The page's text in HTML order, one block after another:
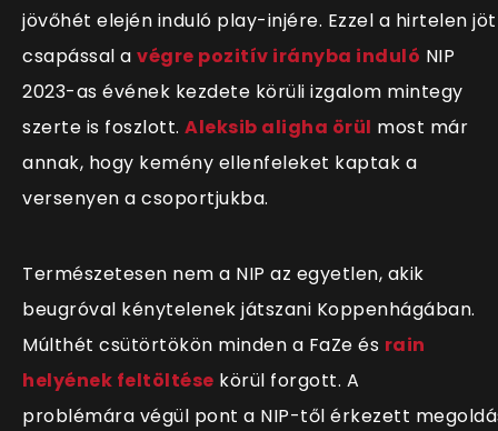
jövőhét elején induló play-injére. Ezzel a hirtelen
csapással a végre pozitív irányba induló NIP
2023-as évének kezdete körüli izgalom mintegy
szerte is foszlott. Aleksib aligha örül most már
annak, hogy kemény ellenfeleket kaptak a
versenyen a csoportjukba.
Természetesen nem a NIP az egyetlen, akik
beugróval kénytelenek játszani Koppenhágában.
Múlthét csütörtökön minden a FaZe és rain
helyének feltöltése körül forgott. A
problémára végül pont a NIP-től érkezett